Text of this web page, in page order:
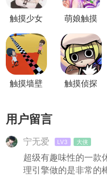
触摸少女
萌娘触摸
触摸墙壁
触摸侦探
用户留言
宁无爱 LV3 大侠
超级有趣味性的一款
理引擎做的是非常的